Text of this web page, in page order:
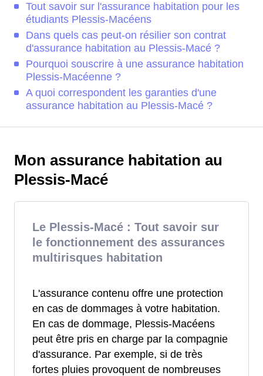
Tout savoir sur l'assurance habitation pour les
étudiants Plessis-Macéens
Dans quels cas peut-on résilier son contrat
d'assurance habitation au Plessis-Macé ?
Pourquoi souscrire à une assurance habitation
Plessis-Macéenne ?
A quoi correspondent les garanties d'une
assurance habitation au Plessis-Macé ?
Mon assurance habitation au
Plessis-Macé
Le Plessis-Macé : Tout savoir sur
le fonctionnement des assurances
multirisques habitation
L'assurance contenu offre une protection
en cas de dommages à votre habitation.
En cas de dommage, Plessis-Macéens
peut être pris en charge par la compagnie
d'assurance. Par exemple, si de très
fortes pluies provoquent de nombreuses